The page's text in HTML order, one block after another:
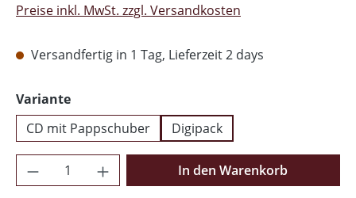
Preise inkl. MwSt. zzgl. Versandkosten
Versandfertig in 1 Tag, Lieferzeit 2 days
Varianteauswählen
CD mit Pappschuber
Digipack
Produkt Anzahl: Gib den gewünschten
In den Warenkorb